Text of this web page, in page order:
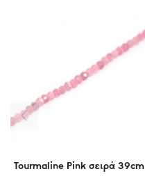
Tourmaline Pink σειρά 39cm